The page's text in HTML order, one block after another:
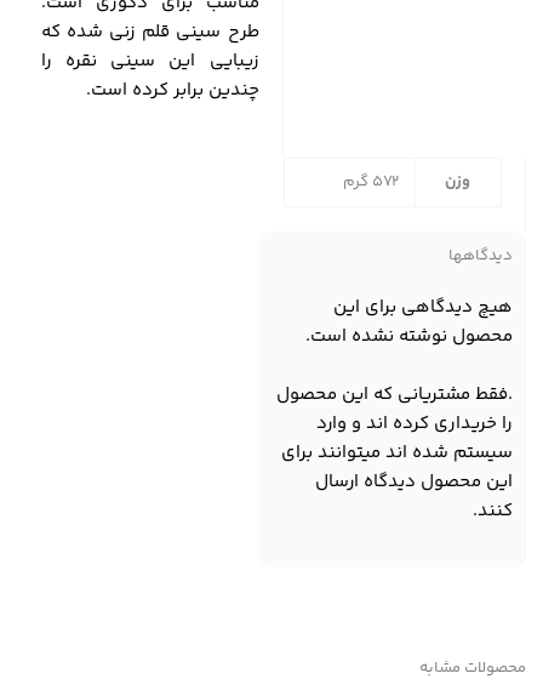
طرح سینی قلم زنی شده که
زیبایی این سینی نقره را
چندین برابر کرده است.
وزن 572 گرم
دیدگاهها
هیچ دیدگاهی برای این
محصول نوشته نشده است.
.فقط مشتریانی که این محصول
را خریداری کرده اند و وارد
سیستم شده اند میتوانند برای
این محصول دیدگاه ارسال
کنند.
محصولات مشابه